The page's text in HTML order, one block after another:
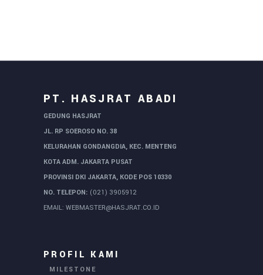
PT. HASJRAT ABADI
GEDUNG HASJRAT
JL. RP SOEROSO NO. 38
KELURAHAN GONDANGDIA, KEC. MENTENG
KOTA ADM. JAKARTA PUSAT
PROVINSI DKI JAKARTA, KODE POS 10330
NO. TELEPON: (021) 3905912
EMAIL: WEBMASTER@HASJRAT.CO.ID
PROFIL KAMI
MILESTONE